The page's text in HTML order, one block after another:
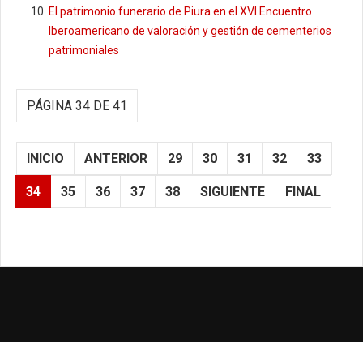
El patrimonio funerario de Piura en el XVI Encuentro
Iberoamericano de valoración y gestión de cementerios
patrimoniales
PÁGINA 34 DE 41
INICIO ANTERIOR 29 30 31 32 33
34 35 36 37 38 SIGUIENTE FINAL